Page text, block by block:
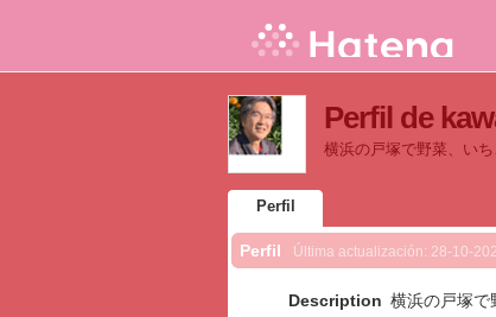
Perfil de
横浜の戸塚で野菜、いち
Perfil
Perfil Última actualización: 28-10-
Description 横浜の戸塚で